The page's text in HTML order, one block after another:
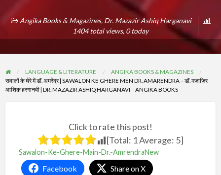
Angika Books & Magazines, Dr. Mazazir Ashiq Harganavi
1404 total views, 0 today
LANGUAGE & LITERATURE
ANGIKA BOOKS & MAGAZINES
सवालों के घेरे में डॉ. अमरेंद्र | SAWALON KE GHERE MEN DR. AMARENDRA – डॉ. मज़ाज़िर
आशिक़ हरगानवी | DR. MAZAZIR ASHIQ HARGANAVI – ANGIKA BOOKS
Click to rate this post!
[Total: 1Average: 5]
Sawalon-Ke-Ghere-Main-Dr.-AmrendraNew
Facebook Share on X